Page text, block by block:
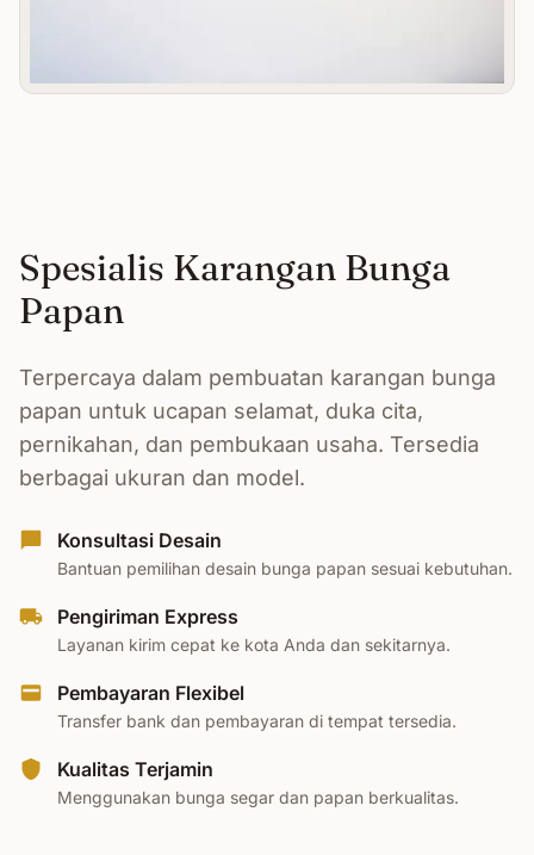
Spesialis Karangan Bunga
Papan
Terpercaya dalam pembuatan karangan bunga
papan untuk ucapan selamat, duka cita,
pernikahan, dan pembukaan usaha. Tersedia
berbagai ukuran dan model.
Konsultasi Desain
Bantuan pemilihan desain bunga papan sesuai kebutuhan.
Pengiriman Express
Layanan kirim cepat ke kota Anda dan sekitarnya.
Pembayaran Flexibel
Transfer bank dan pembayaran di tempat tersedia.
Kualitas Terjamin
Menggunakan bunga segar dan papan berkualitas.